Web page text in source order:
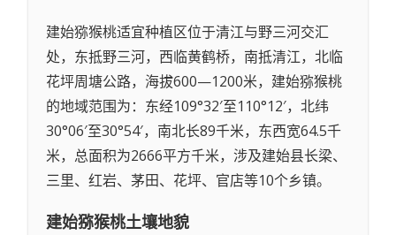
建始猕猴桃适宜种植区位于清江与野三河交汇
处，东抵野三河，西临黄鹤桥，南抵清江，北临
花坪周塘公路，海拔600—1200米，建始猕猴桃
的地域范围为：东经109°32′至110°12′，北纬
30°06′至30°54′，南北长89千米，东西宽64.5千
米，总面积为2666平方千米，涉及建始县长梁、
三里、红岩、茅田、花坪、官店等10个乡镇。
建始猕猴桃土壤地貌